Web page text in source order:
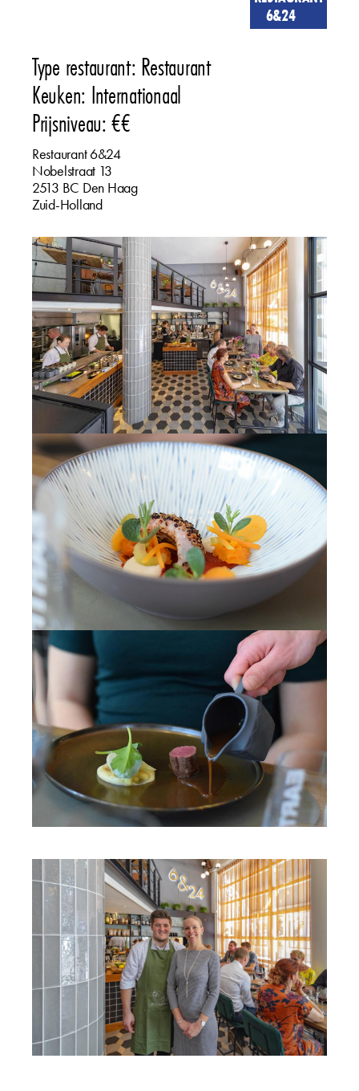
6&24
Type restaurant: Restaurant
Keuken: Internationaal
Prijsniveau: €€
Restaurant 6&24
Nobelstraat 13
2513 BC Den Haag
Zuid-Holland